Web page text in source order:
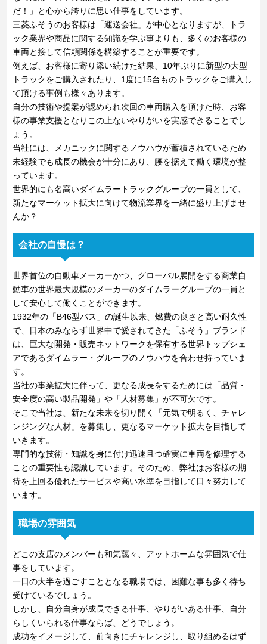
だ！」と心から誇りに思い仕事をしています。
三菱ふそうのお客様は「運送会社」が中心となりますが、トラ
ック業界や商品に関する知識を学ぶ事よりも、多くのお客様の
車両と接して信頼関係を構築することが重要です。
例えば、お客様に寄り添い続けた結果、10年ぶりに新型の大型
トラックをご購入されたり、1度に15台ものトラックをご購入し
て頂ける事例も様々あります。
自分の技術や提案が認められ次回の車両購入を頂けた時、お客
様の事業支援となりこの上ないやりがいを実感できることでし
ょう。
当社には、メカニックに関するノウハウが蓄積されているため
未経験でも成長の機会が十分にあり、腰を据えて働く環境が整
っています。
世界的にも名高いダイムラートラックグループの一員として、
新たなマーケット拡大に向けて物流業界を一緒に盛り上げませ
んか？
会社の自慢は？
世界首位の自動車メーカーかつ、グローバル展開をする商業自
動車の世界最大規模のメーカーのダイムラーグループの一員と
して安心して働くことができます。
1932年の「B46型バス」の誕生以来、燃費の良さと高い耐久性
で、日本のみならず世界中で愛されてきた「ふそう」ブランド
は、巨大な開発・販売ネットワークを保有する世界トップシェ
アであるダイムラー・グループのノウハウを合わせ持っていま
す。
当社の事業拡大に伴って、更なる成長をするためには「品質・
安全度の高い製品開発」や「人材募集」が不可欠です。
そこで当社は、新たな未来を切り開く「元気で明るく、チャレ
ンジングな人材」を募集し、更なるマーケット拡大を目指して
いきます。
専門的な技術・知識を身に付け迅速且つ確実に車両を修理する
ことの重要性も認識しています。そのため、弊社はお客様の期
待を上回る優れたサービスや高い水準を目指して日々努力して
います。
職場の雰囲気
どこの支店のメンバーも和気藹々、アットホームな雰囲気で仕
事をしています。
一日の大半を過ごすこととなる職場では、困難な事も多く待ち
受けているでしょう。
しかし、自分自身が成長できる仕事、やりがいある仕事、自分
らしくいられる仕事ならば、どうでしょう。
成功をイメージして、前向きにチャレンジし、取り組めるはず